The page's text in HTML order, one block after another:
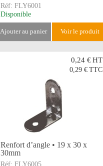
Réf: FLY6001
Disponible
ajouter au panier voir le produit
0,24 €HT
0,29 € TTC
Renfort d’angle • 19 x 30 x
30mm
Réf: FLY6005